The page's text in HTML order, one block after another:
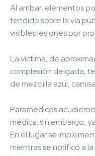
Al arribar, elementos
tendido sobre la vía
visibles lesiones por
La víctima, de
complexión delgada,
de mezclilla azul,
Paramédicos
médica; sin embargo,
En el lugar se
mientras se notificó a